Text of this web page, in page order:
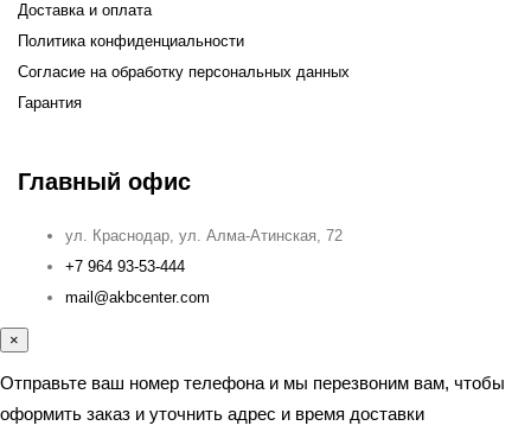
Доставка и оплата
Политика конфиденциальности
Согласие на обработку персональных данных
Гарантия
Главный офис
ул. Краснодар, ул. Алма-Атинская, 72
+7 964 93-53-444
mail@akbcenter.com
×
Отправьте ваш номер телефона и мы перезвоним вам, чтобы
оформить заказ и уточнить адрес и время доставки